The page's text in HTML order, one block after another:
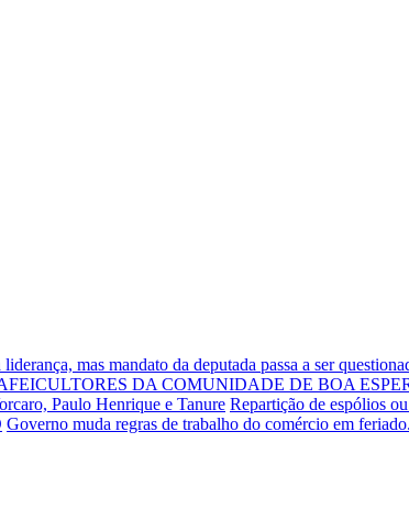
mas mandato da deputada passa a ser
DA COMUNIDADE DE BOA
Paulo Henrique e Tanure Repartição de espólios
Governo muda regras de trabalho do comércio em feriado.